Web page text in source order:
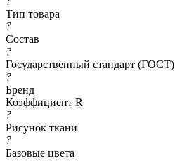
Тип товара
?
Состав
?
Государственный стандарт (ГОСТ)
?
Бренд
Коэффициент R
?
Рисунок ткани
?
Базовые цвета